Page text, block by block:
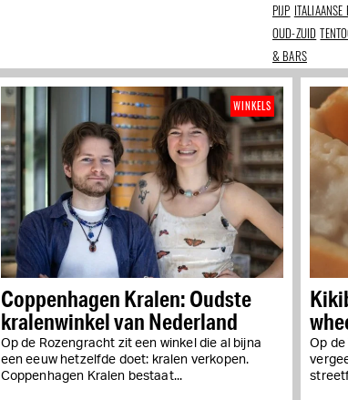
PIJP ITALIAANSE
OUD-ZUID
& BARS
Coppenhagen Kralen: Oudste
kralenwinkel van Nederland
Op de Rozengracht zit een winkel die al bijna
een eeuw hetzelfde doet: kralen verkopen.
Coppenhagen Kralen bestaat...
WINKELS
Op de